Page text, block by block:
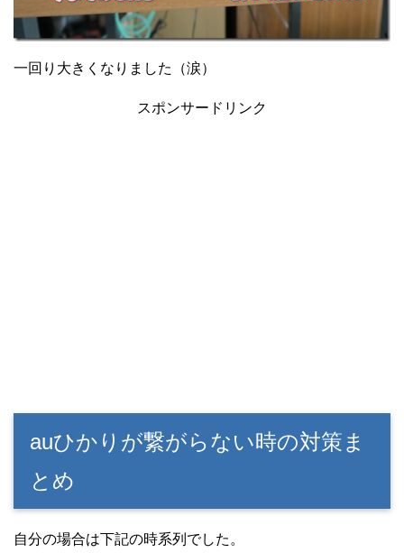
一回り大きくなりました（涙）
スポンサードリンク
auひかりが繋がらない時の対策ま
とめ
自分の場合は下記の時系列でした。